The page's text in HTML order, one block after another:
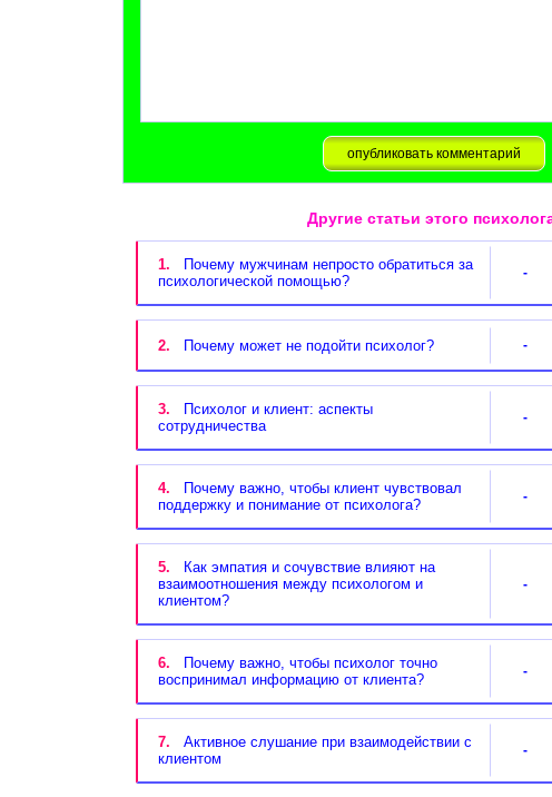
Другие статьи этого
1.
Почему мужчинам непросто обратиться за
психологической помощью?
-
2. Почему может не подойти психолог? -
3.
Психолог и клиент: аспекты
сотрудничества
-
4.
Почему важно, чтобы клиент чувствовал
поддержку и понимание от психолога?
-
5.
Как эмпатия и сочувствие влияют на
взаимоотношения между психологом и
клиентом?
-
6.
Почему важно, чтобы психолог точно
воспринимал информацию от клиента?
-
7.
Активное слушание при взаимодействии с
клиентом
-